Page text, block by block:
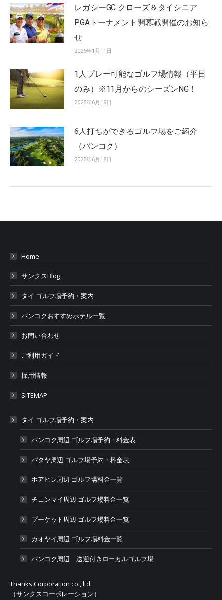
レガシーGC クローズ＆タイシニア
PGAトーナメント開幕戦開催のお知ら
せ
2026年1月11日
1人プレー可能なゴルフ場情報（平日
のみ）※11月からのシーズンNG！
2025年6月19日
6人打ちができるゴルフ場をご紹介
（バンコク）
2025年6月18日
Home
サンクスBlog
タイ ゴルフ場予約・案内
バンコクおすすめホテル一覧
お問い合わせ
ご利用ガイド
採用情報
SITEMAP
タイ ゴルフ場予約・案内
バンコク周辺 ゴルフ場予約・料金表
パタヤ周辺 ゴルフ場予約・料金表
ホアヒン周辺 ゴルフ場料金一覧
チェンマイ周辺 ゴルフ場料金一覧
プーケット周辺 ゴルフ場料金一覧
カオヤイ周辺 ゴルフ場料金一覧
バンコク周辺 送迎付きローカルゴルフ場
Thanks Corporation co., ltd.
（サンクスコーポレーション）